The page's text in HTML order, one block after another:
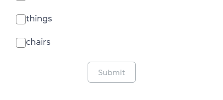
things
chairs
Submit